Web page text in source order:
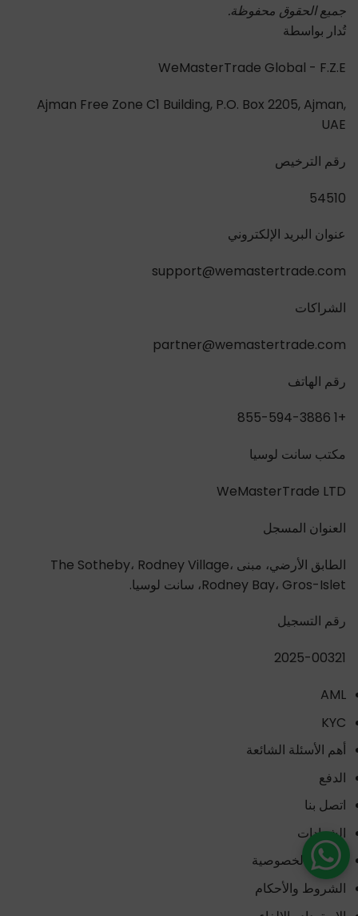
جميع الحقوق محفوظة.
تُدار بواسطة
WeMasterTrade Global - F.Z.E
Ajman Free Zone C1 Building, P.O. Box 2205, Ajman,
UAE
رقم الترخيص
54510
عنوان البريد الإلكتروني
support@wemastertrade.com
الشراكات
partner@wemastertrade.com
رقم الهاتف
+1 855-594-3886
مكتب سانت لوسيا
WeMasterTrade LTD
العنوان المسجل
الطابق الأرضي، مبنى The Sotheby، Rodney Village،
Rodney Bay، Gros-Islet، سانت لوسيا.
رقم التسجيل
2025-00321
AML
KYC
أهم الأسئلة الشائعة
الدفع
اتصل بنا
الشهادات
سياسة الخصوصية
الشروط والأحكام